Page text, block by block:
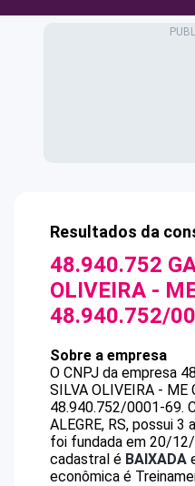
Resultados da
48.940.752
OLIVEIRA -
48.940.752/
Sobre a empresa
O CNPJ da empresa
SILVA OLIVEIRA - ME
48.940.752/0001-69.
ALEGRE, RS, possui
foi fundada em 20/
cadastral é BAIXADA
econômica é